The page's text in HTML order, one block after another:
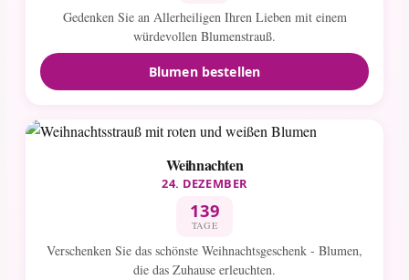
Gedenken Sie an Allerheiligen Ihren Lieben mit einem
würdevollen Blumenstrauß.
Blumen bestellen
Weihnachten
24. DEZEMBER
139
TAGE
Verschenken Sie das schönste Weihnachtsgeschenk - Blumen,
die das Zuhause erleuchten.